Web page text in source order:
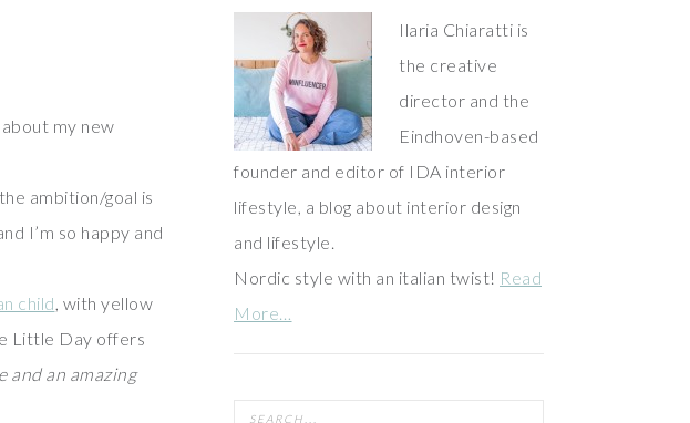
my new
ambition/goal is
I’m so happy and
child, with yellow
Little Day offers
and an amazing
Ilaria Chiaratti is
the creative
director and the
Eindhoven-based
founder and editor of IDA interior
lifestyle, a blog about interior design
and lifestyle.
Nordic style with an italian twist! Read
More…